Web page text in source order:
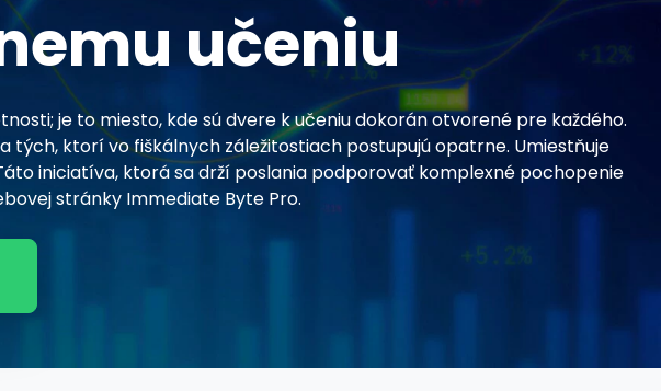
učeniu
je to miesto, kde sú dvere k učeniu dokorán otvorené pre každého.
ktorí vo fiškálnych záležitostiach postupujú opatrne. Umiestňuje
iniciatíva, ktorá sa drží poslania podporovať komplexné pochopenie
stránky Immediate Byte Pro.